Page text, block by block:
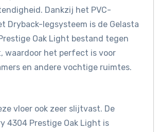
Dankzij het PVC-
Dryback-legsysteem is de Gelasta
Oak Light bestand tegen
waardoor het perfect is voor
en andere vochtige ruimtes.
vloer ook zeer slijtvast. De
4304 Prestige Oak Light is